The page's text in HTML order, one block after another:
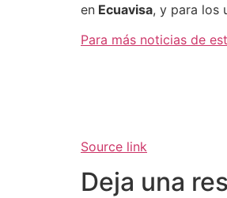
en Ecuavisa, y para los
Para más noticias de
Source link
Deja una